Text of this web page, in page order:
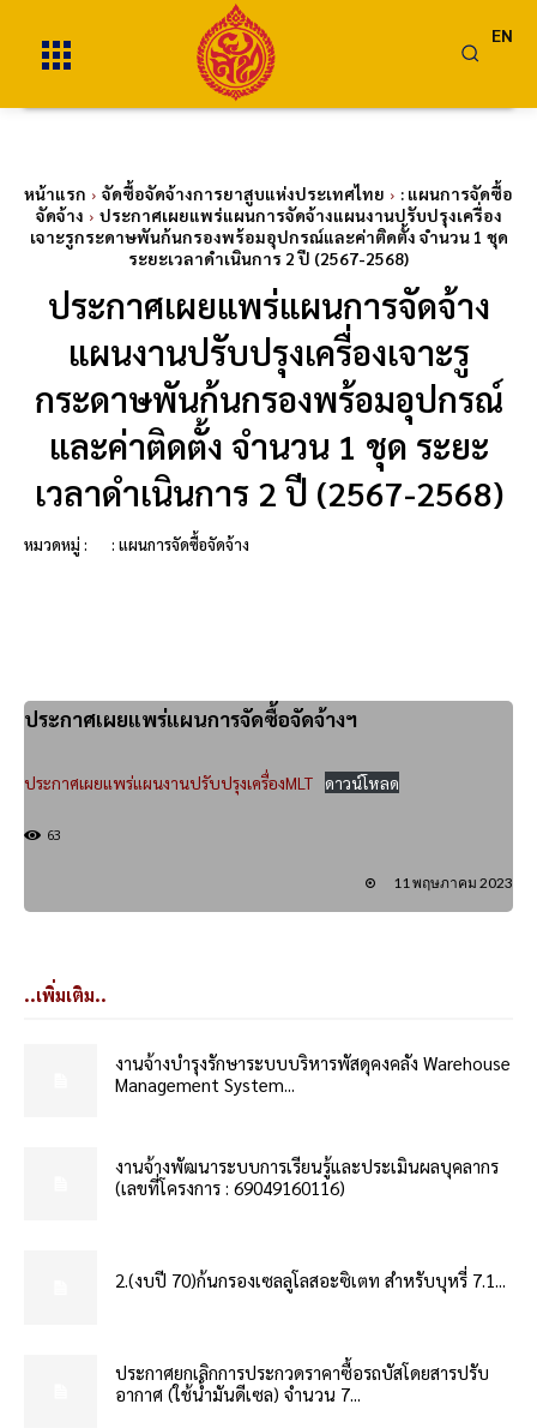
EN
หน้าแรก จัดซื้อจัดจ้างการยาสูบแห่งประเทศไทย
: แผนการจัดซื้อ
จัดจ้าง
ประกาศเผยแพร่แผนการจัดจ้างแผนงานปรับปรุงเครื่อง
เจาะรูกระดาษพันก้นกรองพร้อมอุปกรณ์และค่าติดตั้ง จำนวน 1 ชุด
ระยะเวลาดำเนินการ 2 ปี (2567-2568)
ประกาศเผยแพร่แผนการจัดจ้าง
แผนงานปรับปรุงเครื่องเจาะรู
กระดาษพันก้นกรองพร้อมอุปกรณ์
และค่าติดตั้ง จำนวน 1 ชุด ระยะ
เวลาดำเนินการ 2 ปี (2567-2568)
หมวดหมู่ : : แผนการจัดซื้อจัดจ้าง
ประกาศเผยแพร่แผนการจัดซื้อจัดจ้างฯ
ประกาศเผยแพร่แผนงานปรับปรุงเครื่องMLT ดาวน์โหลด
63
11 พฤษภาคม 2023
..เพิ่มเติม..
งานจ้างบำรุงรักษาระบบบริหารพัสดุคงคลัง Warehouse
Management System...
งานจ้างพัฒนาระบบการเรียนรู้และประเมินผลบุคลากร
(เลขที่โครงการ : 69049160116)
2.(งบปี 70)ก้นกรองเซลลูโลสอะซิเตท สำหรับบุหรี่ 7.1...
ประกาศยกเลิกการประกวดราคาซื้อรถบัสโดยสารปรับ
อากาศ (ใช้น้ำมันดีเซล) จำนวน 7...